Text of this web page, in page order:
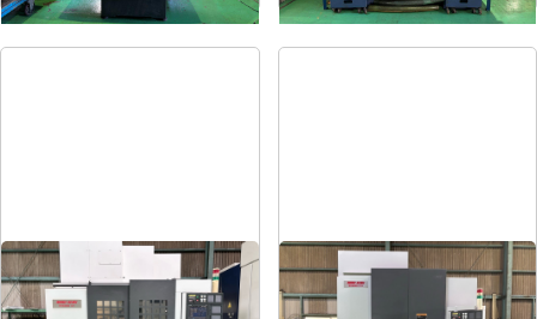
#5立マシニング #4立マシニング